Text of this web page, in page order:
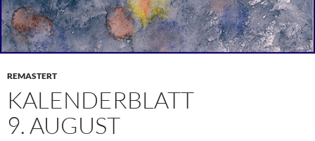
REMASTERT
KALENDERBLATT
9. AUGUST